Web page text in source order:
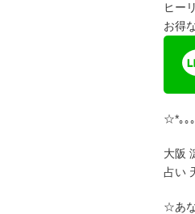
ヒー
お得
☆*｡｡
大阪
占い
☆あ